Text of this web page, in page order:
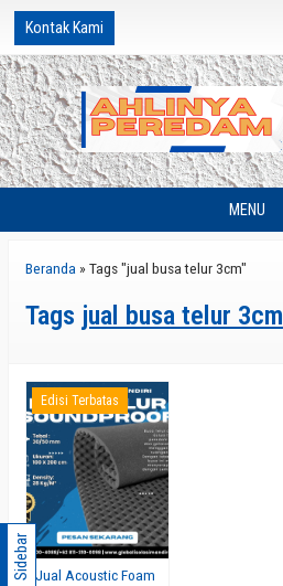
Kontak Kami
MENU
Beranda » Tags "jual busa telur 3cm"
Tags jual busa telur 3cm
Edisi Terbatas
Jual Acoustic Foam
Sidebar